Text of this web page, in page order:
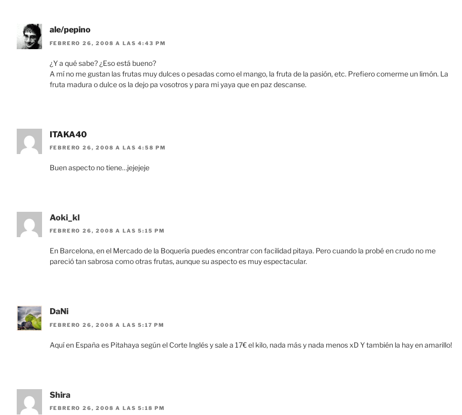
ale/pepino
FEBRERO 26, 2008 A LAS 4:43 PM
¿Y a qué sabe? ¿Eso está bueno?
A mí no me gustan las frutas muy dulces o pesadas como el mango, la fruta de la pasión, etc. Prefiero comerme un limón. La
fruta madura o dulce os la dejo pa vosotros y para mi yaya que en paz descanse.
ITAKA40
FEBRERO 26, 2008 A LAS 4:58 PM
Buen aspecto no tiene…jejejeje
Aoki_kl
FEBRERO 26, 2008 A LAS 5:15 PM
En Barcelona, en el Mercado de la Boquería puedes encontrar con facilidad pitaya. Pero cuando la probé en crudo no me
pareció tan sabrosa como otras frutas, aunque su aspecto es muy espectacular.
DaNi
FEBRERO 26, 2008 A LAS 5:17 PM
Aquí en España es Pitahaya según el Corte Inglés y sale a 17€ el kilo, nada más y nada menos xD Y también la hay en amarillo!
Shira
FEBRERO 26, 2008 A LAS 5:18 PM